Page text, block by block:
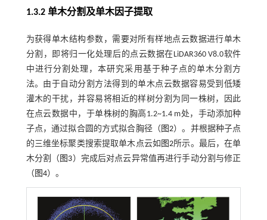
1.3.2 单木分割及单木因子提取
为获得单木结构参数，需要对所有样地点云数据进行单木
分割，即将归一化处理后的点云数据在LiDAR360 V8.0软件
中进行分割处理，本研究采用基于种子点的单木分割方
法。由于自动分割方法得到的单木点云数据容易受到低矮
灌木的干扰，并容易将相近的样树分割为同一株树，因此
在点云数据中，于单株树的胸高1.2~1.4 m处，手动添加种
子点，通过拟合圆的方式拟合胸径（ 图2）。并根据种子点
的三维坐标聚类搜索提取单木点云如 图2所示。最后，在单
木分割（ 图3）完成后对点云异常值再进行手动分割与修正
（ 图4）。